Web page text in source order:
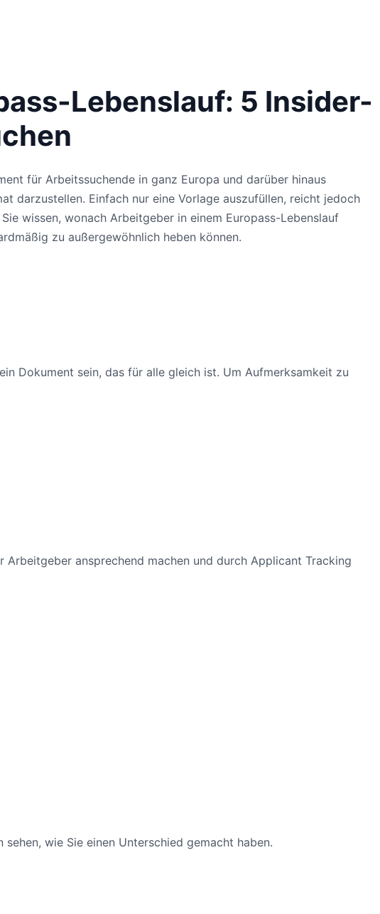
Lebenslauf: 5 Insider-
für Arbeitssuchende in ganz Europa und darüber hinaus
darzustellen. Einfach nur eine Vorlage auszufüllen, reicht jedoch
wissen, wonach Arbeitgeber in einem Europass-Lebenslauf
zu außergewöhnlich heben können.
Dokument sein, das für alle gleich ist. Um Aufmerksamkeit zu
ansprechend machen und durch Applicant Tracking
wie Sie einen Unterschied gemacht haben.